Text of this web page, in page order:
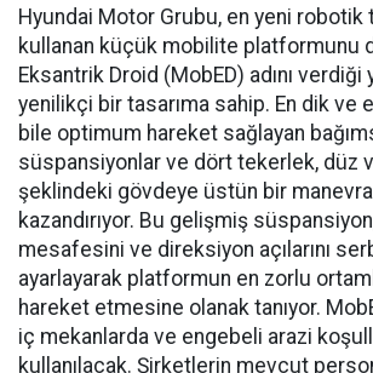
Hyundai Motor Grubu, en yeni
kullanan küçük mobilite platformunu
Eksantrik Droid (MobED) adını
yenilikçi bir tasarıma sahip. En dik ve
bile optimum hareket sağlayan
süspansiyonlar ve dört tekerlek, düz
şeklindeki gövdeye üstün bir
kazandırıyor. Bu gelişmiş
mesafesini ve direksiyon açılarını
ayarlayarak platformun en zorlu
hareket etmesine olanak tanıyor.
iç mekanlarda ve engebeli arazi
kullanılacak. Şirketlerin mevcut